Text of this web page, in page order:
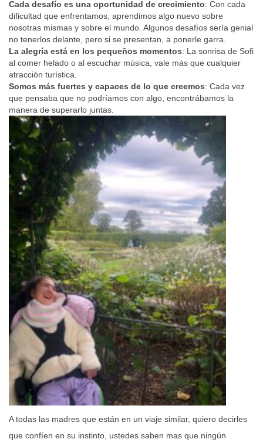
Cada desafío es una oportunidad de crecimiento: Con cada
dificultad que enfrentamos, aprendimos algo nuevo sobre
nosotras mismas y sobre el mundo. Algunos desafíos sería genial
no tenerlos delante, pero si se presentan, a ponerle garra.
La alegría está en los pequeños momentos: La sonrisa de Sofi
al comer helado o al escuchar música, vale más que cualquier
atracción turística.
Somos más fuertes y capaces de lo que creemos: Cada vez
que pensaba que no podríamos con algo, encontrábamos la
manera de superarlo juntas.
A todas las madres que están en un viaje similar, quiero decirles
que confíen en su instinto, ustedes saben mas que ningún